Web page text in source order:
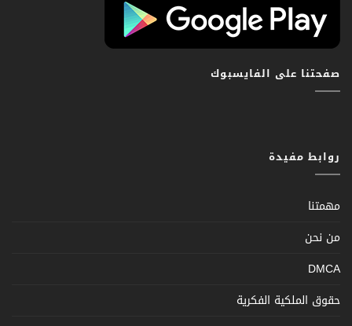
صفحتنا على الفايسبوك
روابط مفيدة
مهمتنا
من نحن
DMCA
حقوق الملكية الفكرية